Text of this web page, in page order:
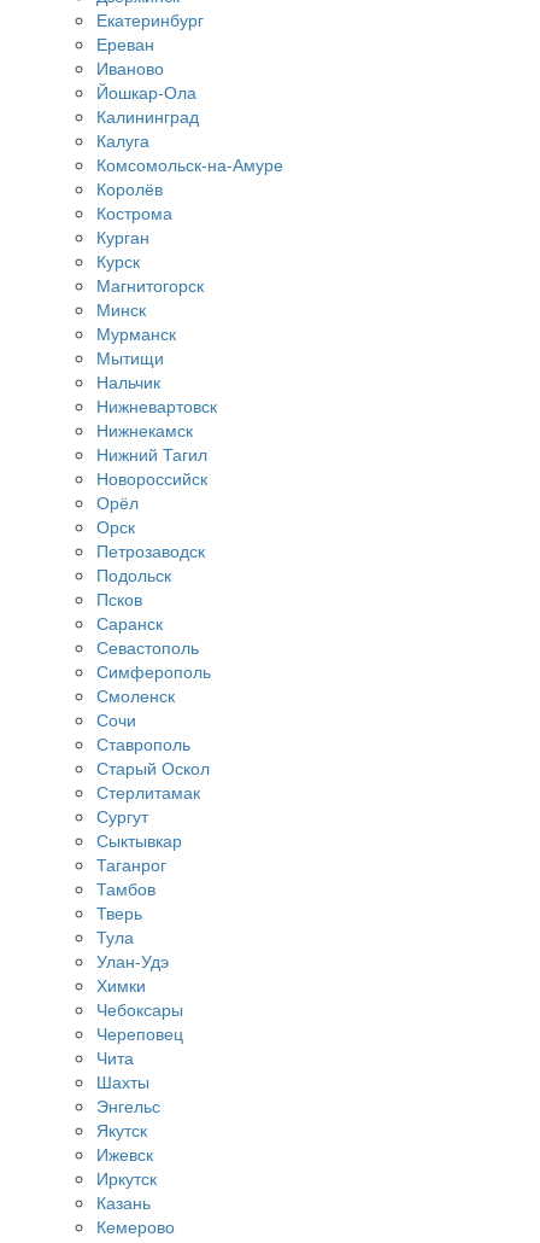
Екатеринбург
Ереван
Иваново
Йошкар-Ола
Калининград
Калуга
Комсомольск-на-Амуре
Королёв
Кострома
Курган
Курск
Магнитогорск
Минск
Мурманск
Мытищи
Нальчик
Нижневартовск
Нижнекамск
Нижний Тагил
Новороссийск
Орёл
Орск
Петрозаводск
Подольск
Псков
Саранск
Севастополь
Симферополь
Смоленск
Сочи
Ставрополь
Старый Оскол
Стерлитамак
Сургут
Сыктывкар
Таганрог
Тамбов
Тверь
Тула
Улан-Удэ
Химки
Чебоксары
Череповец
Чита
Шахты
Энгельс
Якутск
Ижевск
Иркутск
Казань
Кемерово